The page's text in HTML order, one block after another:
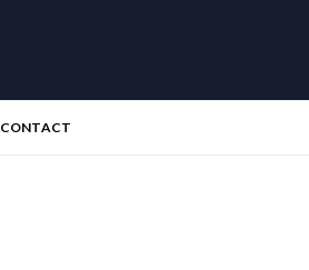
CONTACT